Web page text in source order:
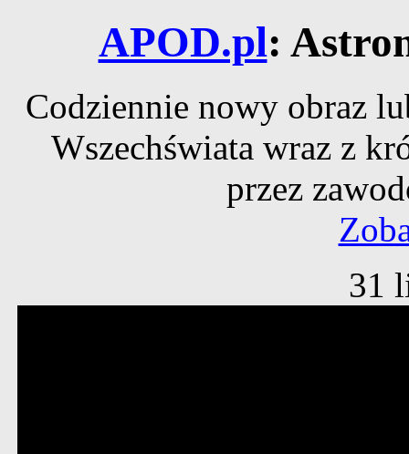
APOD.pl:
Codziennie nowy obraz
Wszechświata wraz z
przez
31